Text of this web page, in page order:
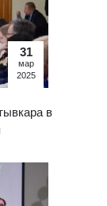
в
31
мар
2025